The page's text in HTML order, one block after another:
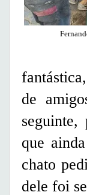
de
seguinte,
que
chato
dele foi